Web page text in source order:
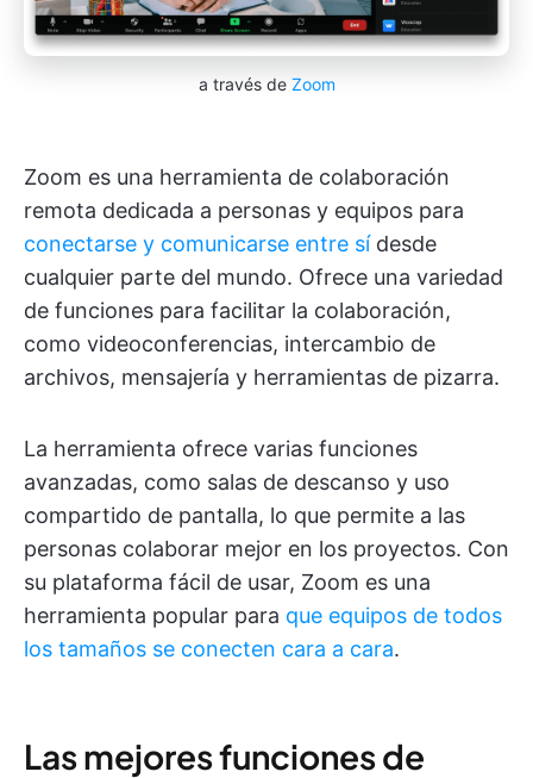
a través de Zoom
Zoom es una herramienta de colaboración
remota dedicada a personas y equipos para
conectarse y comunicarse entre sídesde
cualquier parte del mundo. Ofrece una variedad
de funciones para facilitar la colaboración,
como videoconferencias, intercambio de
archivos, mensajería y herramientas de pizarra.
La herramienta ofrece varias funciones
avanzadas, como salas de descanso y uso
compartido de pantalla, lo que permite a las
personas colaborar mejor en los proyectos. Con
su plataforma fácil de usar, Zoom es una
herramienta popular para que equipos de todos
los tamaños se conecten cara a cara.
Las mejores funciones de